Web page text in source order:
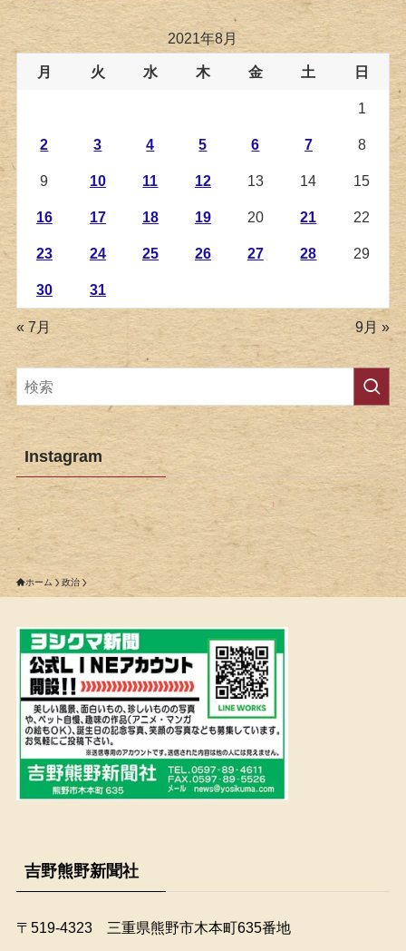
2021年8月
月 火 水 木 金 土 日
1
2 3 4 5 6 7 8
9 10 11 12 13 14 15
16 17 18 19 20 21 22
23 24 25 26 27 28 29
30 31
« 7月 9月 »
Instagram
ホーム 政治
吉野熊野新聞社
〒519-4323 三重県熊野市木本町635番地